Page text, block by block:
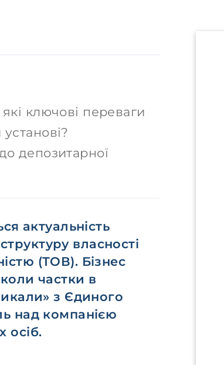
ключові переваги
депозитарної
актуальність
власності
(ТОВ). Бізнес
частки в
з Єдиного
над компанією
осіб.